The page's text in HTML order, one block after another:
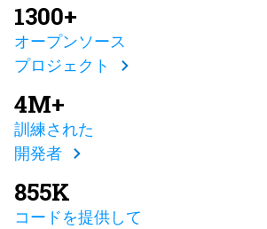
1300+
オープンソース
プロジェクト
4M+
訓練された
開発者
855K
コードを提供して